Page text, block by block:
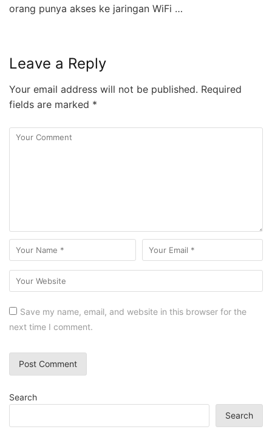
orang punya akses ke jaringan WiFi …
Leave a Reply
Your email address will not be published. Required
fields are marked *
Save my name, email, and website in this browser for the
next time I comment.
Search
Search